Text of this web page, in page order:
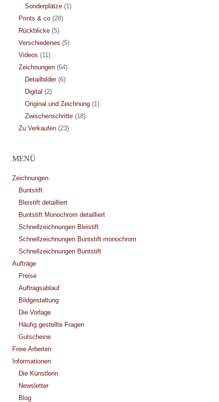
Sonderplätze(1)
Prints & co(28)
Rückblicke(5)
Verschiedenes (5)
Videos (11)
Zeichnungen(64)
Detailbilder(6)
Digital (2)
Original und Zeichnung(1)
Zwischenschritte(18)
Zu Verkaufen(23)
MENÜ
Zeichnungen
Buntstift
Bleistift detailliert
Buntstift Monochrom detailliert
Schnellzeichnungen Bleistift
Schnellzeichnungen Buntstift monochrom
Schnellzeichnungen Buntstift
Aufträge
Preise
Auftragsablauf
Bildgestaltung
Die Vorlage
Häufig gestellte Fragen
Gutscheine
Freie Arbeiten
Informationen
Die Künstlerin
Newsletter
Blog